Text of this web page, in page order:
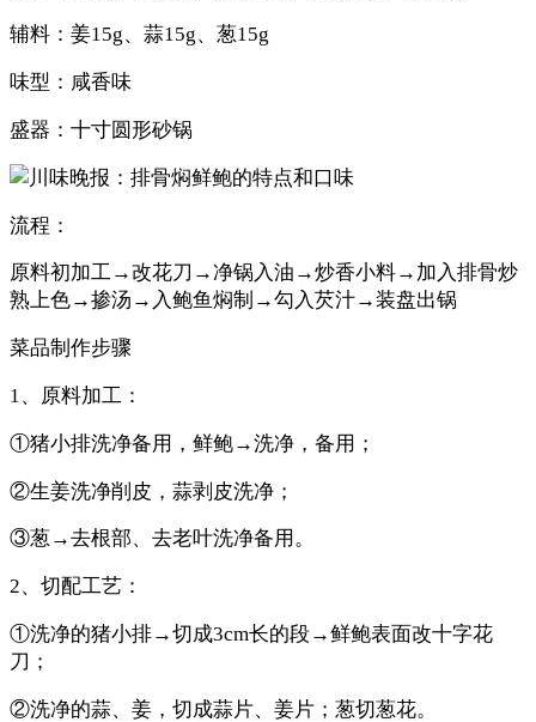
辅料：姜15g、蒜15g、葱15g
味型：咸香味
盛器：十寸圆形砂锅
流程：
原料初加工→改花刀→净锅入油→炒香小料→加入排骨炒
熟上色→掺汤→入鲍鱼焖制→勾入芡汁→装盘出锅
菜品制作步骤
1、原料加工：
①猪小排洗净备用，鲜鲍→洗净，备用；
②生姜洗净削皮，蒜剥皮洗净；
③葱→去根部、去老叶洗净备用。
2、切配工艺：
①洗净的猪小排→切成3cm长的段→鲜鲍表面改十字花
刀；
②洗净的蒜、姜，切成蒜片、姜片；葱切葱花。